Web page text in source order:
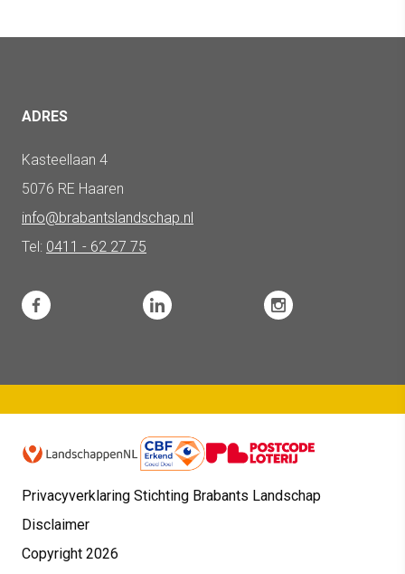
ADRES
Kasteellaan 4
5076 RE Haaren
info@brabantslandschap.nl
Tel: 0411 - 62 27 75
Privacyverklaring Stichting Brabants Landschap
Disclaimer
Copyright 2026